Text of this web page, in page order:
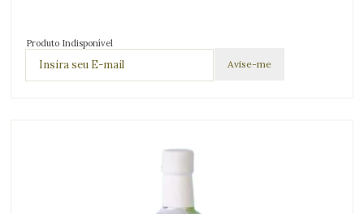
Produto Indisponível